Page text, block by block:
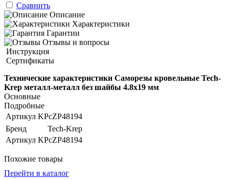
Сравнить
Описание
Характеристики
Гарантии
Отзывы и вопросы
Инструкция
Сертификаты
Технические характеристики Саморезы кровельные Tech-
Krep металл-металл без шайбы 4.8х19 мм
Основные
Подробные
Артикул KPcZP48194
Бренд
Tech-Krep
Артикул KPcZP48194
Похожие товары
Перейти в каталог